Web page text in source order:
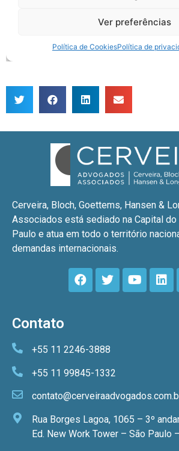
Cerveira, Bloch, Goettems, Hansen &
Associados está sediado na Capital do
Paulo e atua em todo o território
demandas internacionais.
Contato
+55 11 2246-3888
+55 11 99845-1332
Rua Borges Lagoa, 1065 – 3º
Ed. New Work Tower – São Paulo